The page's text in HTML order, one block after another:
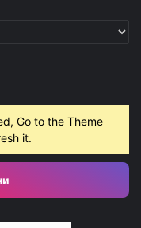
Go to the Theme
it.